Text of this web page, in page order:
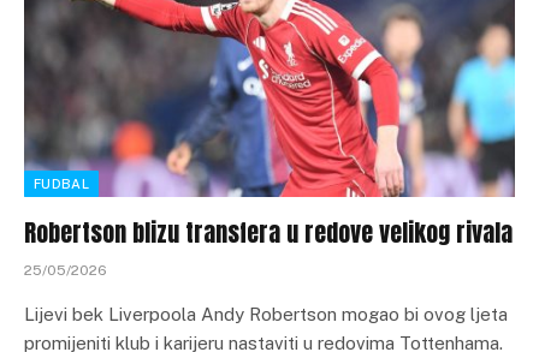
FUDBAL
Robertson blizu transfera u redove velikog rivala
25/05/2026
Lijevi bek Liverpoola Andy Robertson mogao bi ovog ljeta
promijeniti klub i karijeru nastaviti u redovima Tottenhama.